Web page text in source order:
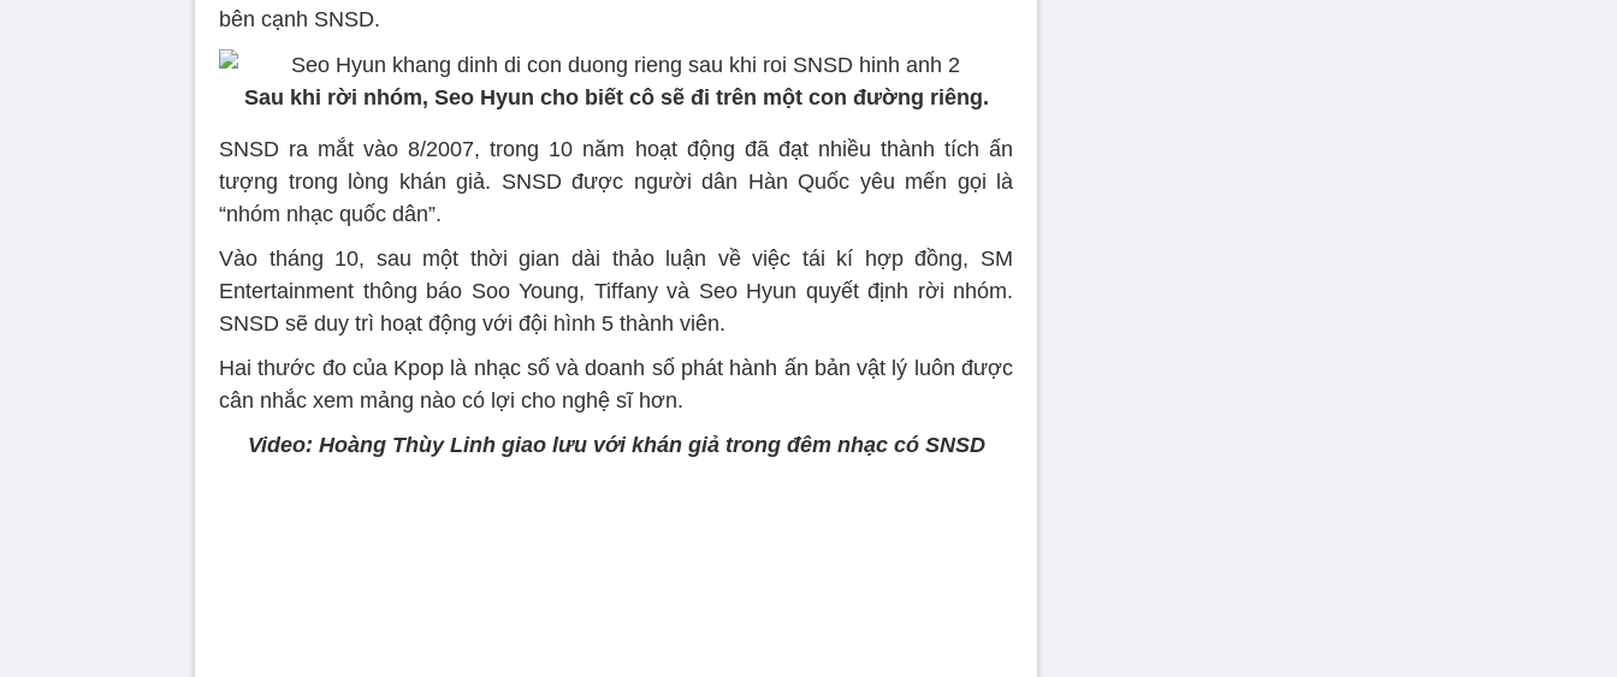
bên cạnh SNSD.
Sau khi rời nhóm, Seo Hyun cho biết cô sẽ đi trên một con đường riêng.
SNSD ra mắt vào 8/2007, trong 10 năm hoạt động đã đạt nhiều thành tích ấn
tượng trong lòng khán giả. SNSD được người dân Hàn Quốc yêu mến gọi là
“nhóm nhạc quốc dân”.
Vào tháng 10, sau một thời gian dài thảo luận về việc tái kí hợp đồng, SM
Entertainment thông báo Soo Young, Tiffany và Seo Hyun quyết định rời nhóm.
SNSD sẽ duy trì hoạt động với đội hình 5 thành viên.
Hai thước đo của Kpop là nhạc số và doanh số phát hành ấn bản vật lý luôn được
cân nhắc xem mảng nào có lợi cho nghệ sĩ hơn.
Video: Hoàng Thùy Linh giao lưu với khán giả trong đêm nhạc có SNSD